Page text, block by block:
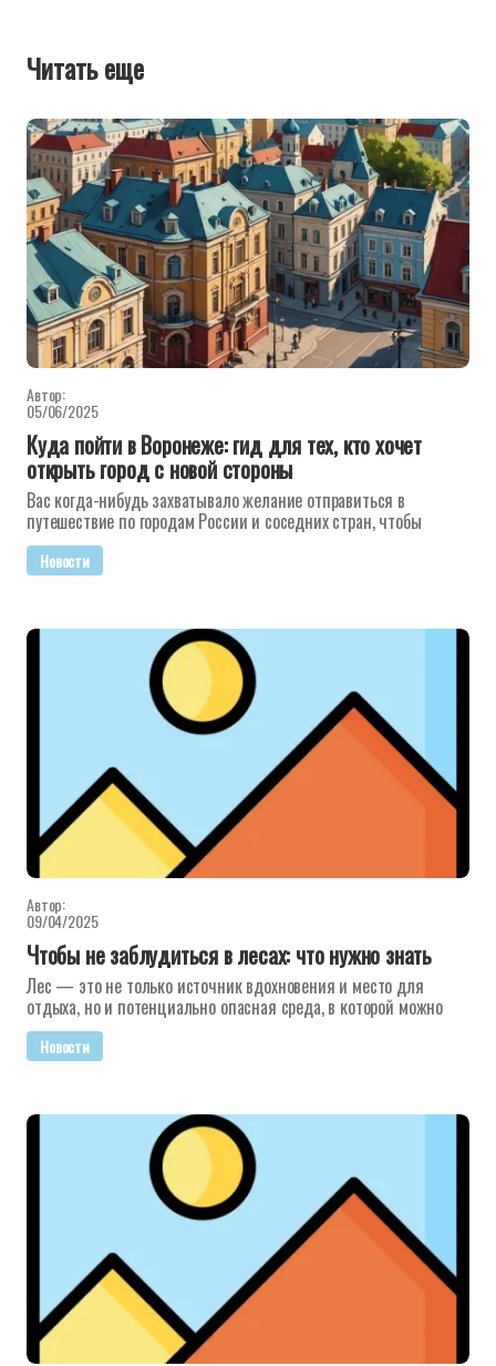
Читать еще
Автор:
05/06/2025
Куда пойти в Воронеже: гид для тех, кто хочет
открыть город с новой стороны
Вас когда-нибудь захватывало желание отправиться в
путешествие по городам России и соседних стран, чтобы
Новости
Автор:
09/04/2025
Чтобы не заблудиться в лесах: что нужно знать
Лес — это не только источник вдохновения и место для
отдыха, но и потенциально опасная среда, в которой можно
Новости